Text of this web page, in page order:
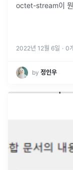
octet-stream이 뭔
2022년 12월 6일 · 0
by 정인우